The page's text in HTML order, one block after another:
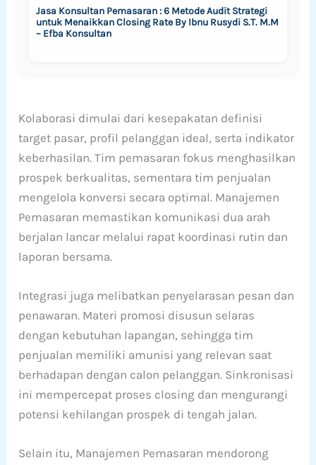
Jasa Konsultan Pemasaran : 6 Metode Audit Strategi
untuk Menaikkan Closing Rate By Ibnu Rusydi S.T. M.M
– Efba Konsultan
Kolaborasi dimulai dari kesepakatan definisi
target pasar, profil pelanggan ideal, serta indikator
keberhasilan. Tim pemasaran fokus menghasilkan
prospek berkualitas, sementara tim penjualan
mengelola konversi secara optimal. Manajemen
Pemasaran memastikan komunikasi dua arah
berjalan lancar melalui rapat koordinasi rutin dan
laporan bersama.
Integrasi juga melibatkan penyelarasan pesan dan
penawaran. Materi promosi disusun selaras
dengan kebutuhan lapangan, sehingga tim
penjualan memiliki amunisi yang relevan saat
berhadapan dengan calon pelanggan. Sinkronisasi
ini mempercepat proses closing dan mengurangi
potensi kehilangan prospek di tengah jalan.
Selain itu, Manajemen Pemasaran mendorong